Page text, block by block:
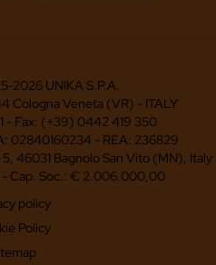
2026 UNIKA S.P.A.
Cologna Veneta (VR) - ITALY
- Fax: (+39) 0442 419 350
02840160234 - REA: 236829
46031 Bagnolo San Vito (MN), Italy
- Cap. Soc.: € 2.006.000,00
policy
Policy